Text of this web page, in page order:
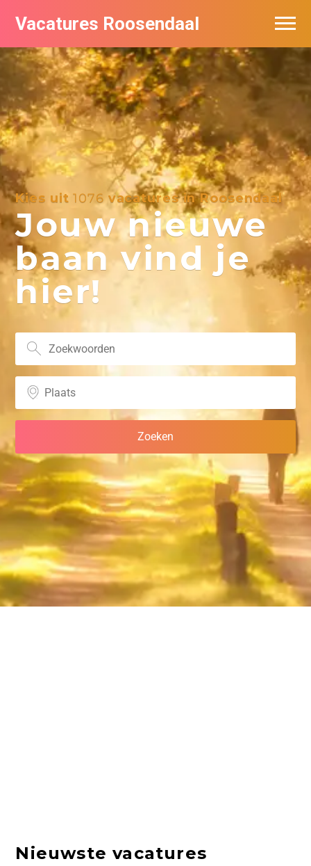
Vacatures Roosendaal
Kies uit1076vacatures in Roosendaal
Jouw nieuwe
baan vind je
hier!
Nieuwste vacatures
Vacatures bij bedrijven
De populairste vacatures in Roosendaal